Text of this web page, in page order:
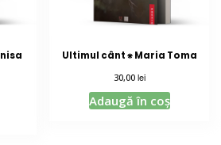
Ultimul cânt ⁕ Maria Toma
30,00 lei
Adaugă în coș